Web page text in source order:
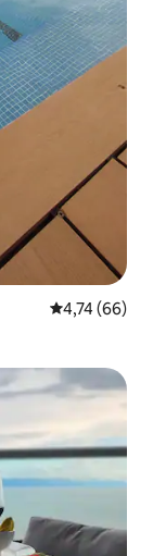
4,74 de uma
4,74 (66)